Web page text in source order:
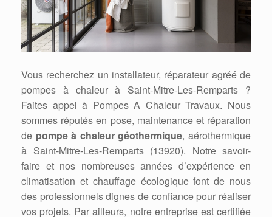
Vous recherchez un installateur, réparateur agréé de
pompes à chaleur à Saint-Mitre-Les-Remparts ?
Faites appel à Pompes A Chaleur Travaux. Nous
sommes réputés en pose, maintenance et réparation
de pompe à chaleur géothermique, aérothermique
à Saint-Mitre-Les-Remparts (13920). Notre savoir-
faire et nos nombreuses années d’expérience en
climatisation et chauffage écologique font de nous
des professionnels dignes de confiance pour réaliser
vos projets. Par ailleurs, notre entreprise est certifiée